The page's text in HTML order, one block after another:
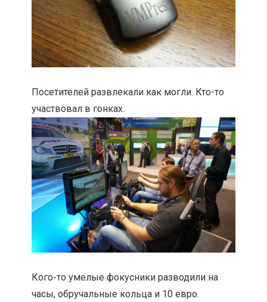
Посетителей развлекали как могли. Кто-то
участвовал в гонках.
Кого-то умелые фокусники разводили на
часы, обручальные кольца и 10 евро.